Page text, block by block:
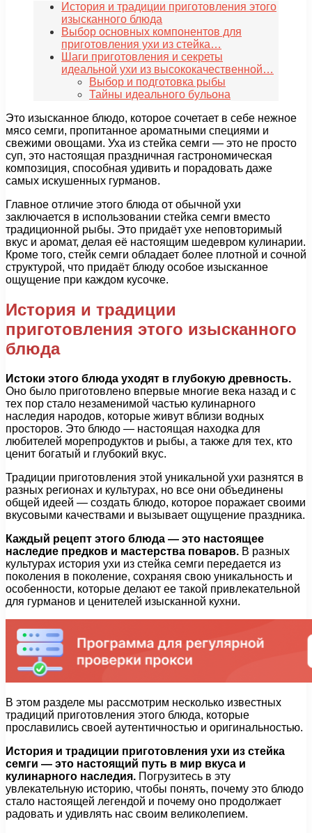
История и традиции приготовления этого
изысканного блюда
Выбор основных компонентов для
приготовления ухи из стейка…
Шаги приготовления и секреты
идеальной ухи из высококачественной…
Выбор и подготовка рыбы
Тайны идеального бульона
Это изысканное блюдо, которое сочетает в себе нежное
мясо семги, пропитанное ароматными специями и
свежими овощами. Уха из стейка семги — это не просто
суп, это настоящая праздничная гастрономическая
композиция, способная удивить и порадовать даже
самых искушенных гурманов.
Главное отличие этого блюда от обычной ухи
заключается в использовании стейка семги вместо
традиционной рыбы. Это придаёт ухе неповторимый
вкус и аромат, делая её настоящим шедевром кулинарии.
Кроме того, стейк семги обладает более плотной и сочной
структурой, что придаёт блюду особое изысканное
ощущение при каждом кусочке.
История и традиции
приготовления этого изысканного
блюда
Истоки этого блюда уходят в глубокую древность.
Оно было приготовлено впервые многие века назад и с
тех пор стало незаменимой частью кулинарного
наследия народов, которые живут вблизи водных
просторов. Это блюдо — настоящая находка для
любителей морепродуктов и рыбы, а также для тех, кто
ценит богатый и глубокий вкус.
Традиции приготовления этой уникальной ухи разнятся в
разных регионах и культурах, но все они объединены
общей идеей — создать блюдо, которое поражает своими
вкусовыми качествами и вызывает ощущение праздника.
Каждый рецепт этого блюда — это настоящее
наследие предков и мастерства поваров. В разных
культурах история ухи из стейка семги передается из
поколения в поколение, сохраняя свою уникальность и
особенности, которые делают ее такой привлекательной
для гурманов и ценителей изысканной кухни.
В этом разделе мы рассмотрим несколько известных
традиций приготовления этого блюда, которые
прославились своей аутентичностью и оригинальностью.
История и традиции приготовления ухи из стейка
семги — это настоящий путь в мир вкуса и
кулинарного наследия. Погрузитесь в эту
увлекательную историю, чтобы понять, почему это блюдо
стало настоящей легендой и почему оно продолжает
радовать и удивлять нас своим великолепием.